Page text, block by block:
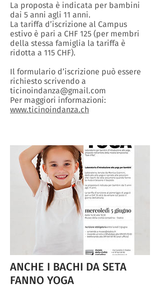
La proposta è indicata per bambini
dai 5 anni agli 11 anni.
La tariffa d’iscrizione al Campus
estivo è pari a CHF 125 (per membri
della stessa famiglia la tariffa è
ridotta a 115 CHF).
Il formulario d’iscrizione può essere
richiesto scrivendo a
ticinoindanza@gmail.com
Per maggiori informazioni:
www.ticinoindanza.ch
ANCHE I BACHI DA SETA
FANNO YOGA